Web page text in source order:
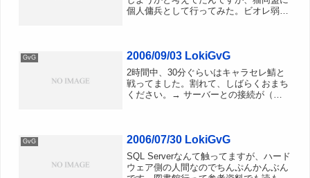
個人傭兵として行ってみた。ビオレ弱三
です。ﾊｲSuns...
GvG 2006/09/03 LokiGvG
2時間中、30分ぐらいはキャラセレ鯖と
戦ってました。割れて、しばらくおまち
ください。→ サーバーとの接続が（ｒ
した。CW対策...
GvG 2006/07/30 LokiGvG
SQL Serverなんて触ってますが、ハード
ウェア側の人間なのでちんぷんかんぶん